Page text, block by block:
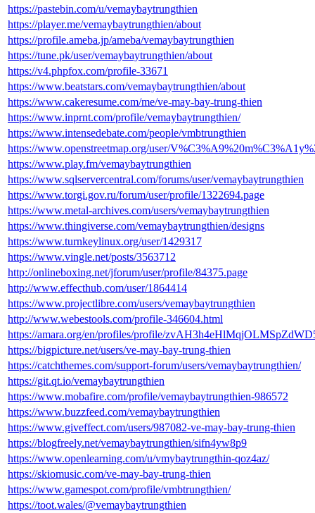
https://pastebin.com/u/vemaybaytrungthien
https://player.me/vemaybaytrungthien/about
https://profile.ameba.jp/ameba/vemaybaytrungthien
https://tune.pk/user/vemaybaytrungthien/about
https://v4.phpfox.com/profile-33671
https://www.beatstars.com/vemaybaytrungthien/about
https://www.cakeresume.com/me/ve-may-bay-trung-thien
https://www.inprnt.com/profile/vemaybaytrungthien/
https://www.intensedebate.com/people/vmbtrungthien
https://www.openstreetmap.org/user/
https://www.play.fm/vemaybaytrungthien
https://www.sqlservercentral.com/forums/user/vemaybaytrungthien
https://www.torgi.gov.ru/forum/user/profile/1322694.page
https://www.metal-archives.com/users/vemaybaytrungthien
https://www.thingiverse.com/vemaybaytrungthien/designs
https://www.turnkeylinux.org/user/1429317
https://www.vingle.net/posts/3563712
http://onlineboxing.net/jforum/user/profile/84375.page
http://www.effecthub.com/user/1864414
https://www.projectlibre.com/users/vemaybaytrungthien
http://www.webestools.com/profile-346604.html
https://amara.org/en/profiles/profile/
https://bigpicture.net/users/ve-may-bay-trung-thien
https://catchthemes.com/support-forum/users/vemaybaytrungthien/
https://git.qt.io/vemaybaytrungthien
https://www.mobafire.com/profile/vemaybaytrungthien-986572
https://www.buzzfeed.com/vemaybaytrungthien
https://www.giveffect.com/users/987082-ve-may-bay-trung-thien
https://blogfreely.net/vemaybaytrungthien/sifn4yw8p9
https://www.openlearning.com/u/vmybaytrungthin-qoz4az/
https://skiomusic.com/ve-may-bay-trung-thien
https://www.gamespot.com/profile/vmbtrungthien/
https://toot.wales/@vemaybaytrungthien